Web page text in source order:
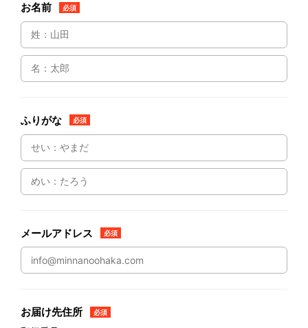
お名前 必須
ふりがな 必須
メールアドレス 必須
お届け先住所 必須